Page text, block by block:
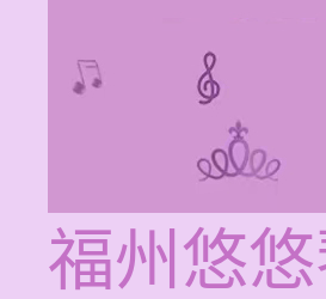
福州悠